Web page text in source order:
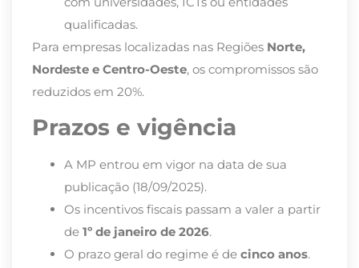
qualificadas.
Para empresas localizadas nas Regiões Norte,
Nordeste e Centro-Oeste, os compromissos são
reduzidos em 20%.
Prazos e vigência
A MP entrou em vigor na data de sua
publicação (18/09/2025).
Os incentivos fiscais passam a valer a partir
de 1º de janeiro de 2026.
O prazo geral do regime é de cinco anos.